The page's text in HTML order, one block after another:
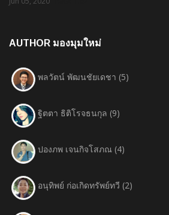
AUTHOR มองมุมใหม่
พลวัตน์ พัฒนชัยเดชา (5)
ฐิตตา ธิติโรจธนกุล (9)
ปองภพ เจนกิจโสภณ (4)
อนุทิพย์ ก่อเกิดทรัพย์ทวี (2)